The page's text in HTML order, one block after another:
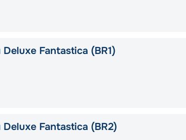
Fantastica (BR1)
Fantastica (BR2)